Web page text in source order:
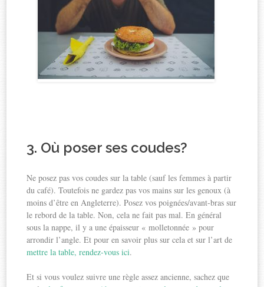
3. Où poser ses coudes?
Ne posez pas vos coudes sur la table (sauf les femmes à partir
du café). Toutefois ne gardez pas vos mains sur les genoux (à
moins d’être en Angleterre). Posez vos poignées/avant-bras sur
le rebord de la table. Non, cela ne fait pas mal. En général
sous la nappe, il y a une épaisseur « molletonnée » pour
arrondir l’angle. Et pour en savoir plus sur cela et sur l’art de
mettre la table, rendez-vous ici.
Et si vous voulez suivre une règle assez ancienne, sachez que